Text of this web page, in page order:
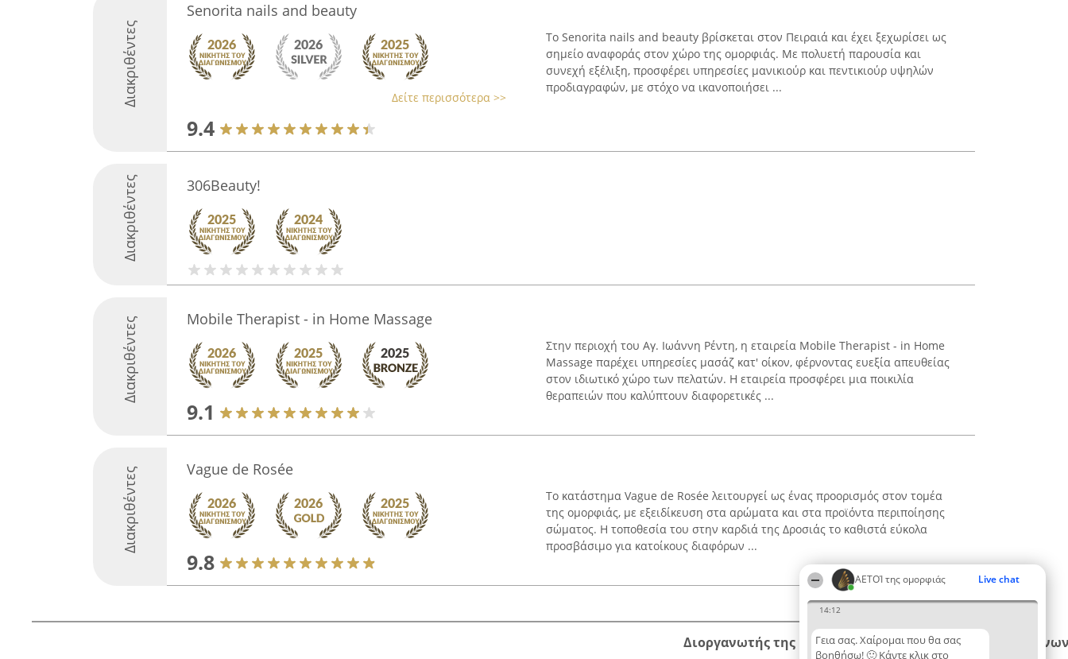
ΑΕΤΟΊ της ομορφιάς Live chat
14:12
Γεια σας. Χαίρομαι που θα σας
βοηθήσω! 🙂 Κάντε κλικ στο
Διακριθέντες
Senorita nails and beauty
Δείτε περισσότερα >>
9.4
Το Senorita nails and beauty βρίσκεται στον Πειραιά και έχει ξεχωρίσει ως
σημείο αναφοράς στον χώρο της ομορφιάς. Με πολυετή παρουσία και
συνεχή εξέλιξη, προσφέρει υπηρεσίες μανικιούρ και πεντικιούρ υψηλών
προδιαγραφών, με στόχο να ικανοποιήσει ...
Διακριθέντες 306Beauty!
Διακριθέντες Mobile Therapist - in Home Massage
9.1
Στην περιοχή του Αγ. Ιωάννη Ρέντη, η εταιρεία Mobile Therapist - in Home
Massage παρέχει υπηρεσίες μασάζ κατ' οίκον, φέρνοντας ευεξία απευθείας
στον ιδιωτικό χώρο των πελατών. Η εταιρεία προσφέρει μια ποικιλία
θεραπειών που καλύπτουν διαφορετικές ...
Διακριθέντες Vague de Rosée
9.8
Το κατάστημα Vague de Rosée λειτουργεί ως ένας προορισμός στον τομέα
της ομορφιάς, με εξειδίκευση στα αρώματα και στα προϊόντα περιποίησης
σώματος. Η τοποθεσία του στην καρδιά της Δροσιάς το καθιστά εύκολα
προσβάσιμο για κατοίκους διαφόρων ...
Διοργανωτής της κατάταξης Κατάταξη